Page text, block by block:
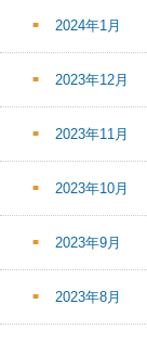
2024年1月
2023年12月
2023年11月
2023年10月
2023年9月
2023年8月